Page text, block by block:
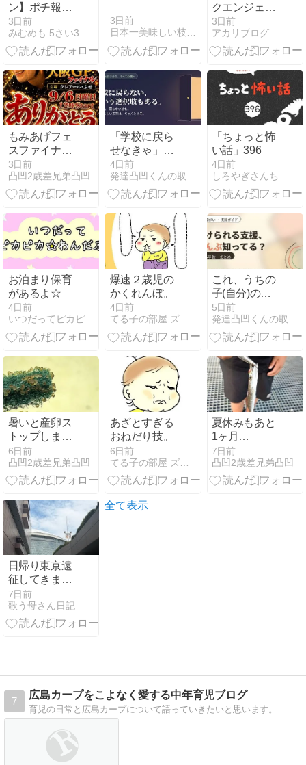
ン】ポチ報告
②マルイ送料
無料ポチ♡サ
ンシェード♡
ールリフィル
♡
3日前
みむめも 5さい3さいこそだて
3日前
日本一美味しい枝豆チーズ
クエンジェル
プチプラ高見
え！布帛切り
替えペプラム
ビュー【低身
長156cm・サ
イズ感・生地
感など】
3日前
アカリブログ
もみあげフェ
スファイナル
出店予定で
す！
3日前
凸凹2歳差兄弟凸凹
「学校に戻ら
せなきゃ」っ
て、本当にそ
うですか?
4日前
発達凸凹くんの取り扱い説明書
「ちょっと怖
い話」396
4日前
しろやぎさんち
お泊まり保育
があるよ☆
4日前
いつだってピカピカ☆わんだふる
爆速２歳児の
かくれんぼ。
4日前
てる子の部屋 ズボラ主婦の４人の子育て&成長日記
これ、うちの
子(自分)のこ
とかも…」発
達障がいで受
けられる支
なにあります
【2026年版】
5日前
発達凸凹くんの取り扱い説明書
暑いと産卵ス
トップしま
す！
6日前
凸凹2歳差兄弟凸凹
あざとすぎる
おねだり技。
6日前
てる子の部屋 ズボラ主婦の４人の子育て&成長日記
夏休みもあと
1ヶ月…
7日前
凸凹2歳差兄弟凸凹
日帰り東京遠
征してきまし
た☆
7日前
歌う母さん日記
全て表示
7
広島カープをこよなく愛する中年育児ブログ
育児の日常と広島カープについて語っていきたいと思います。